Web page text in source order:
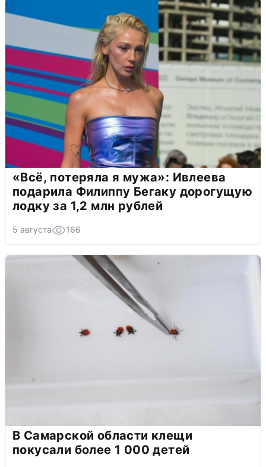
«Всё, потеряла я мужа»: Ивлеева
подарила Филиппу Бегаку дорогущую
лодку за 1,2 млн рублей
5 августа 166
В Самарской области клещи
покусали более 1 000 детей